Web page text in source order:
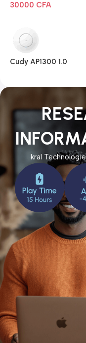
30000 CFA
Cudy AP1300 1.0
kral Technologie